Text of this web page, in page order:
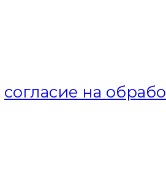
согласие на